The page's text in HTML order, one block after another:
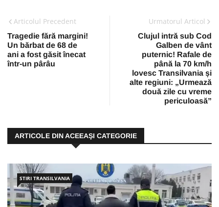
Articolul Precedent
Tragedie fără margini!
Un bărbat de 68 de
ani a fost găsit înecat
într-un pârâu
Urmatorul Articol
Clujul intră sub Cod
Galben de vânt
puternic! Rafale de
până la 70 km/h
lovesc Transilvania și
alte regiuni: „Urmează
două zile cu vreme
periculoasă”
ARTICOLE DIN ACEEAŞI CATEGORIE
STIRI TRANSILVANIA